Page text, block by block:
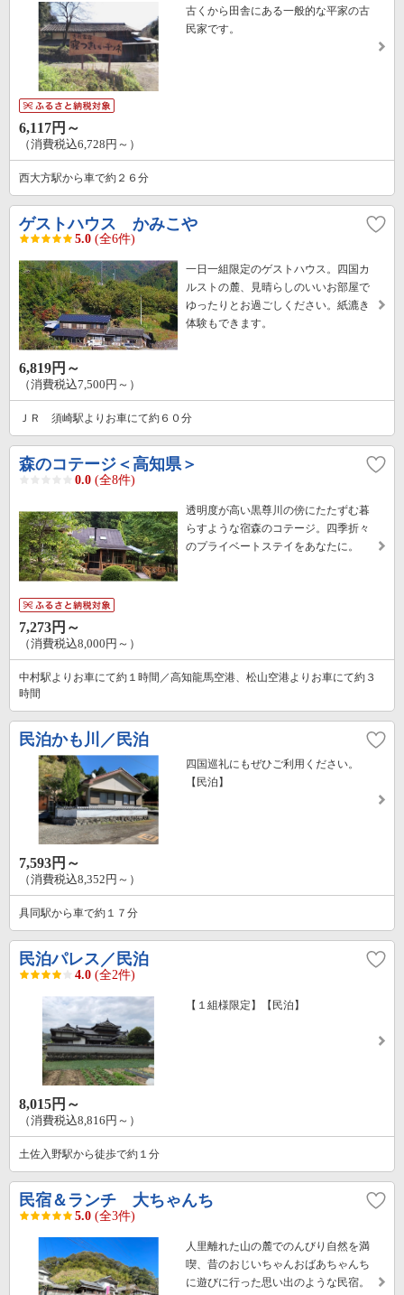
古くから田舎にある一般的な平家の古
民家です。
6,117円～
（消費税込6,728円～）
西大方駅から車で約２６分
ゲストハウス かみこや
5.0 (全6件)
一日一組限定のゲストハウス。四国カ
ルストの麓、見晴らしのいいお部屋で
ゆったりとお過ごしください。紙漉き
体験もできます。
6,819円～
（消費税込7,500円～）
ＪＲ 須崎駅よりお車にて約６０分
森のコテージ＜高知県＞
0.0 (全8件)
透明度が高い黒尊川の傍にたたずむ暮
らすような宿森のコテージ。四季折々
のプライベートステイをあなたに。
7,273円～
（消費税込8,000円～）
中村駅よりお車にて約１時間／高知龍馬空港、松山空港よりお車にて約３
時間
民泊かも川／民泊
四国巡礼にもぜひご利用ください。
【民泊】
7,593円～
（消費税込8,352円～）
具同駅から車で約１７分
民泊パレス／民泊
4.0 (全2件)
【１組様限定】【民泊】
8,015円～
（消費税込8,816円～）
土佐入野駅から徒歩で約１分
民宿＆ランチ 大ちゃんち
5.0 (全3件)
人里離れた山の麓でのんびり自然を満
喫、昔のおじいちゃんおばあちゃんち
に遊びに行った思い出のような民宿。